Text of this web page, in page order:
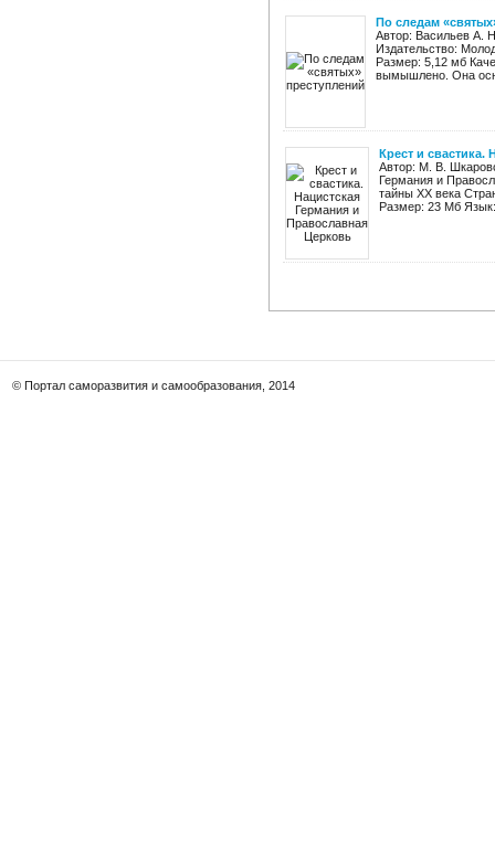
По следам
Автор: Васильев А.
Издательство:
Размер: 5,12 мб
вымышлено. Она
Крест и свастика.
Автор: М. В.
Германия и
тайны XX века
Размер: 23 Мб
© Портал саморазвития и самообразования, 2014